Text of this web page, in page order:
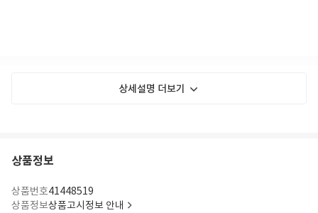
상세설명 더보기
상품정보
상품번호41448519
상품정보상품고시정보 안내